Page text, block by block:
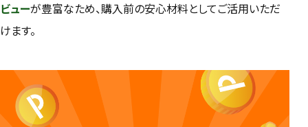
ビューが豊富なため、購入前の安心材料としてご活用いただ
けます。